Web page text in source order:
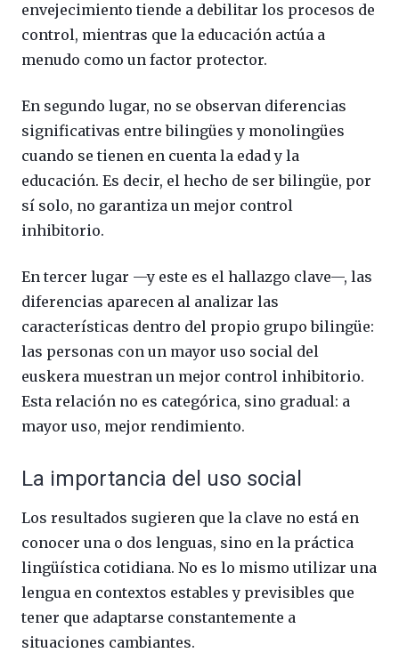
envejecimiento tiende a debilitar los procesos de
control, mientras que la educación actúa a
menudo como un factor protector.
En segundo lugar, no se observan diferencias
significativas entre bilingües y monolingües
cuando se tienen en cuenta la edad y la
educación. Es decir, el hecho de ser bilingüe, por
sí solo, no garantiza un mejor control
inhibitorio.
En tercer lugar —y este es el hallazgo clave—, las
diferencias aparecen al analizar las
características dentro del propio grupo bilingüe:
las personas con un mayor uso social del
euskera muestran un mejor control inhibitorio.
Esta relación no es categórica, sino gradual: a
mayor uso, mejor rendimiento.
La importancia del uso social
Los resultados sugieren que la clave no está en
conocer una o dos lenguas, sino en la práctica
lingüística cotidiana. No es lo mismo utilizar una
lengua en contextos estables y previsibles que
tener que adaptarse constantemente a
situaciones cambiantes.